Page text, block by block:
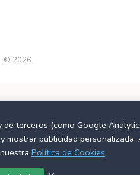
© 2026 .
de terceros (como Google
mostrar publicidad personalizada.
Política de Cookies.